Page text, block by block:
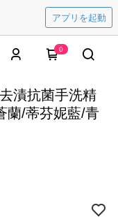
アプリを起動
0
漬抗菌手洗精
蘭/蒂芬妮藍/青